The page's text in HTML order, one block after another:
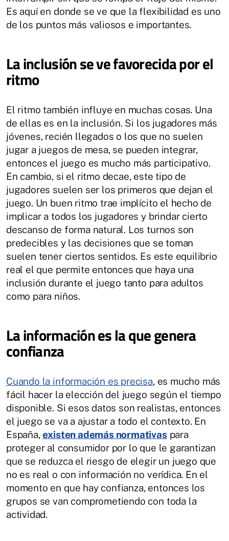
Es aquí en donde se ve que la flexibilidad es uno
de los puntos más valiosos e importantes.
La inclusión se ve favorecida por el
ritmo
El ritmo también influye en muchas cosas. Una
de ellas es en la inclusión. Si los jugadores más
jóvenes, recién llegados o los que no suelen
jugar a juegos de mesa, se pueden integrar,
entonces el juego es mucho más participativo.
En cambio, si el ritmo decae, este tipo de
jugadores suelen ser los primeros que dejan el
juego. Un buen ritmo trae implícito el hecho de
implicar a todos los jugadores y brindar cierto
descanso de forma natural. Los turnos son
predecibles y las decisiones que se toman
suelen tener ciertos sentidos. Es este equilibrio
real el que permite entonces que haya una
inclusión durante el juego tanto para adultos
como para niños.
La información es la que genera
confianza
Cuando la información es precisa, es mucho más
fácil hacer la elección del juego según el tiempo
disponible. Si esos datos son realistas, entonces
el juego se va a ajustar a todo el contexto. En
España,existen además normativaspara
proteger al consumidor por lo que le garantizan
que se reduzca el riesgo de elegir un juego que
no es real o con información no verídica. En el
momento en que hay confianza, entonces los
grupos se van comprometiendo con toda la
actividad.